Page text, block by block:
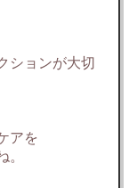
ションが大切
アを
。